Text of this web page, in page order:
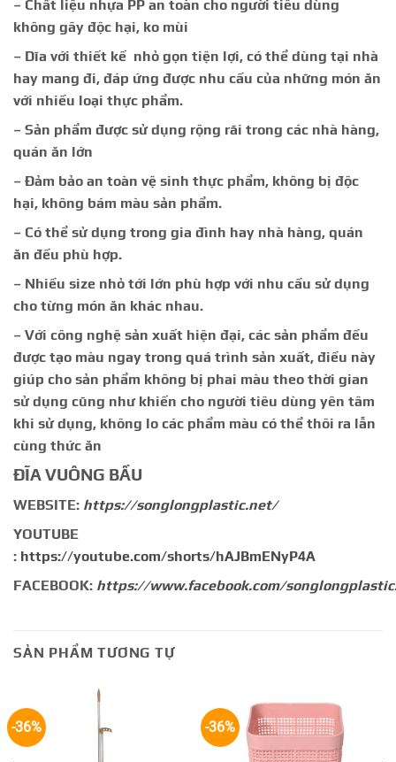
– Chất liệu nhựa PP an toàn cho người tiêu dùng
không gây độc hại, ko mùi
– Dĩa với thiết kế nhỏ gọn tiện lợi, có thể dùng tại nhà
hay mang đi, đáp ứng được nhu cầu của những món ăn
với nhiều loại thực phẩm.
– Sản phẩm được sử dụng rộng rãi trong các nhà hàng,
quán ăn lớn
– Đảm bảo an toàn vệ sinh thực phẩm, không bị độc
hại, không bám màu sản phẩm.
– Có thể sử dụng trong gia đình hay nhà hàng, quán
ăn đều phù hợp.
– Nhiều size nhỏ tới lớn phù hợp với nhu cầu sử dụng
cho từng món ăn khác nhau.
– Với công nghệ sản xuất hiện đại, các sản phẩm đều
được tạo màu ngay trong quá trình sản xuất, điều này
giúp cho sản phẩm không bị phai màu theo thời gian
sử dụng cũng như khiến cho người tiêu dùng yên tâm
khi sử dụng, không lo các phẩm màu có thể thôi ra lẫn
cùng thức ăn
ĐĨA VUÔNG BẦU
WEBSITE: https://songlongplastic.net/
YOUTUBE
: https://youtube.com/shorts/hAJBmENyP4A
FACEBOOK: https://www.facebook.com/
SẢN PHẨM TƯƠNG TỰ
-36% -36%